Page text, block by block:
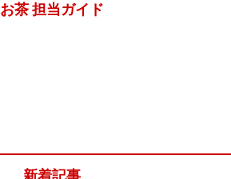
お茶 担当ガイド
新着記事